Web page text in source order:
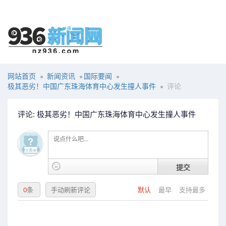
网站首页 新闻资讯
国际要闻
极其恶劣！中国广东珠海体育中心发生撞人事件
评论
评论: 极其恶劣！中国广东珠海体育中心发生撞人事件
提交
默认 最早 支持最多
0条 手动刷新评论